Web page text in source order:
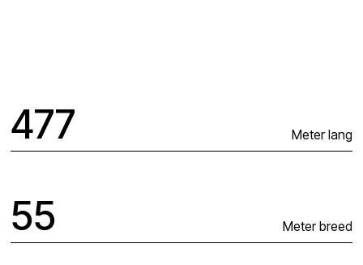
477 Meter lang
55 Meter breed